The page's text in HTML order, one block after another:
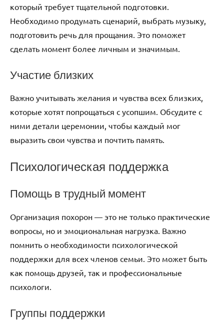
который требует тщательной подготовки.
Необходимо продумать сценарий, выбрать музыку,
подготовить речь для прощания. Это поможет
сделать момент более личным и значимым.
Участие близких
Важно учитывать желания и чувства всех близких,
которые хотят попрощаться с усопшим. Обсудите с
ними детали церемонии, чтобы каждый мог
выразить свои чувства и почтить память.
Психологическая поддержка
Помощь в трудный момент
Организация похорон — это не только практические
вопросы, но и эмоциональная нагрузка. Важно
помнить о необходимости психологической
поддержки для всех членов семьи. Это может быть
как помощь друзей, так и профессиональные
психологи.
Группы поддержки